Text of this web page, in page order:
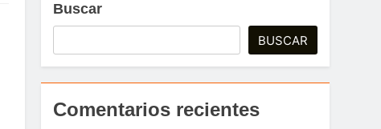
Buscar
BUSCAR
Comentarios recientes